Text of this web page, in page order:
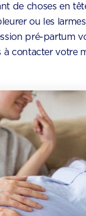
de choses en
ou les
pré-partum
à contacter votre